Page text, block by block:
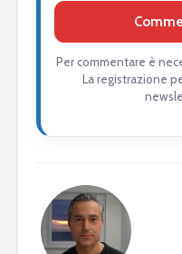
Per commentare è
La registrazione